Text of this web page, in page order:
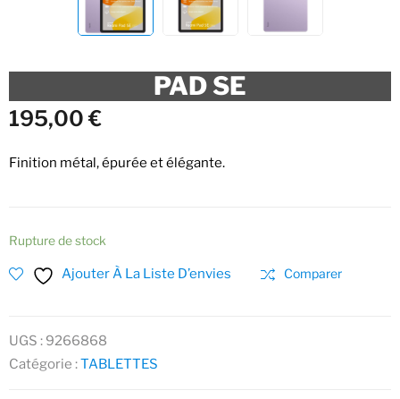
PAD SE
195,00€
Finition métal, épurée et élégante.
Rupture de stock
Ajouter À La Liste D’envies Comparer
UGS : 9266868
Catégorie :TABLETTES